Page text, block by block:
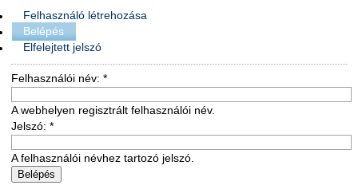
Felhasználó létrehozása
Belépés
Elfelejtett jelszó
Felhasználói név: *
A webhelyen regisztrált felhasználói név.
Jelszó: *
A felhasználói névhez tartozó jelszó.